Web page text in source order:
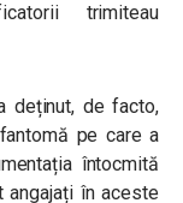
trimiteau
deținut, de facto,
pe care a
întocmită
în aceste